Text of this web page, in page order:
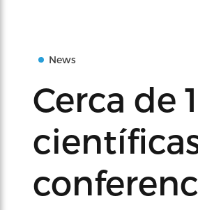
News
Cerca de